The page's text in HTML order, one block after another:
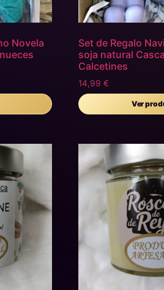
Novela
Set de Regalo
soja natural
Calcetines
14,99€
Ver